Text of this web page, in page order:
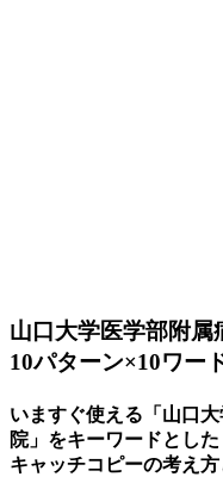
山口大学医学部附属
10パターン×10ワー
いますぐ使える「山口
院」をキーワードとした
キャッチコピーの考え